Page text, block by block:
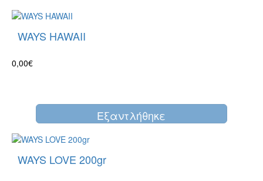
WAYS HAWAII
0,00€
Eξαντλήθηκε
WAYS LOVE 200gr